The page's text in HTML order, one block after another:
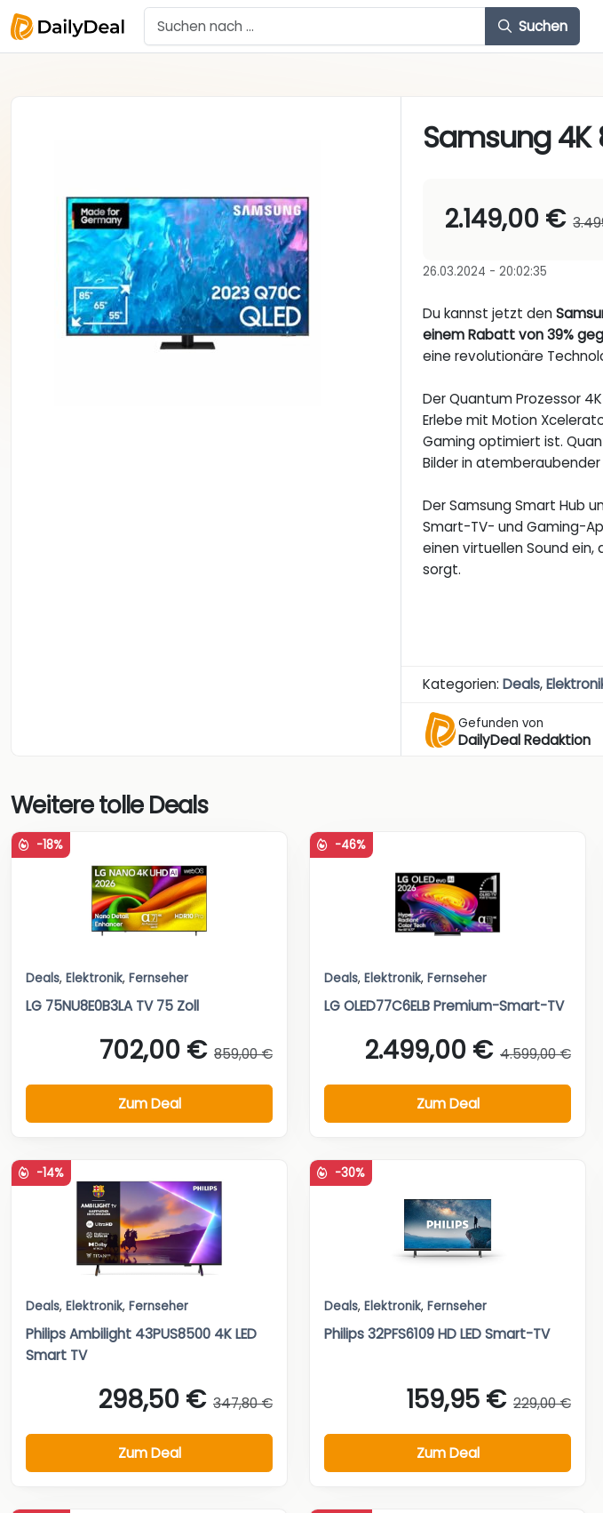
Suchen
Samsung 4K
2.149,00 €
26.03.2024 - 20:02:35
Du kannst jetzt den
einem Rabatt von 39%
eine revolutionäre
Der Quantum Prozessor
Erlebe mit Motion
Gaming optimiert ist.
Bilder in
Der Samsung Smart Hub
Smart-TV- und Gaming-
einen virtuellen Sound
sorgt.
Kategorien:Deals,
Gefunden von
DailyDeal Redaktion
Weitere tolle Deals
-18%
Deals, Elektronik, Fernseher
LG 75NU8E0B3LA TV 75 Zoll
702,00 € 859,00 €
Zum Deal
-46%
Deals, Elektronik, Fernseher
LG OLED77C6ELB Premium-Smart-TV
2.499,00 € 4.599,00 €
Zum Deal
-14%
Deals, Elektronik, Fernseher
Philips Ambilight 43PUS8500 4K LED
Smart TV
298,50 € 347,80 €
Zum Deal
-30%
Deals, Elektronik, Fernseher
Philips 32PFS6109 HD LED Smart-TV
159,95 € 229,00 €
Zum Deal